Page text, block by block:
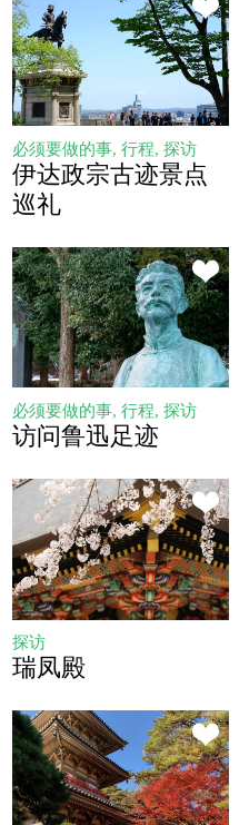
必须要做的事, 行程, 探访
伊达政宗古迹景点
巡礼
必须要做的事, 行程, 探访
访问鲁迅足迹
探访
瑞凤殿